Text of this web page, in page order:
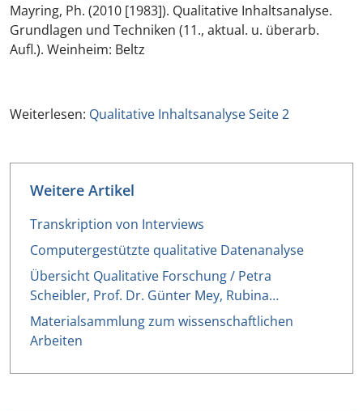
Mayring, Ph. (2010 [1983]). Qualitative Inhaltsanalyse.
Grundlagen und Techniken (11., aktual. u. überarb.
Aufl.). Weinheim: Beltz
Weiterlesen: Qualitative Inhaltsanalyse Seite 2
Weitere Artikel
Transkription von Interviews
Computergestützte qualitative Datenanalyse
Übersicht Qualitative Forschung / Petra
Scheibler, Prof. Dr. Günter Mey, Rubina…
Materialsammlung zum wissenschaftlichen
Arbeiten